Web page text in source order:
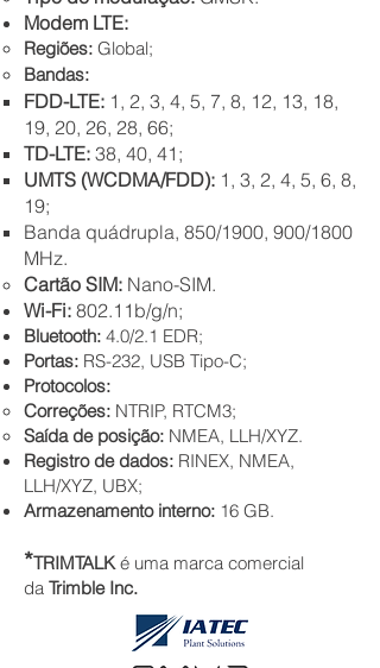
Modem LTE:
Regiões: Global;
Bandas:
FDD-LTE: 1, 2, 3, 4, 5, 7, 8, 12, 13, 18,
19, 20, 26, 28, 66;
TD-LTE: 38, 40, 41;
UMTS (WCDMA/FDD): 1, 3, 2, 4, 5, 6, 8,
19;
Banda quádrupla, 850/1900, 900/1800
MHz.
Cartão SIM: Nano-SIM.
Wi-Fi: 802.11 b/g/n;
Bluetooth: 4.0/2.1 EDR;
Portas: RS-232, USB Tipo-C;
Protocolos:
Correções: NTRIP, RTCM3;
Saída de posição: NMEA, LLH/XYZ.
Registro de dados: RINEX, NMEA,
LLH/XYZ, UBX;
Armazenamento interno: 16 GB.
*TRIMTALKé uma marca comercial
da Trimble Inc.